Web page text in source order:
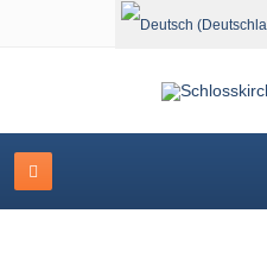
Sprache auswählen